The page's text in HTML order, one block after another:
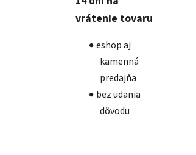
vrátenie tovaru
eshop aj
kamenná
predajňa
bez udania
dôvodu